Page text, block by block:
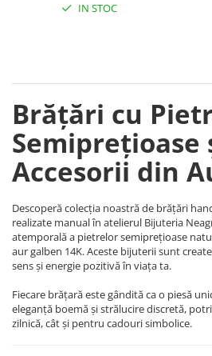
IN STOC
Brățări cu
Semiprețioase
Accesorii din
Descoperă colecția noastră de brățări
realizate manual în atelierul Bijuteria
atemporală a pietrelor semiprețioase
aur galben 14K. Aceste bijuterii sunt
sens și energie pozitivă în viața ta.
Fiecare brățară este gândită ca o piesă
eleganță boemă și strălucire discretă,
zilnică, cât și pentru cadouri simbolice.